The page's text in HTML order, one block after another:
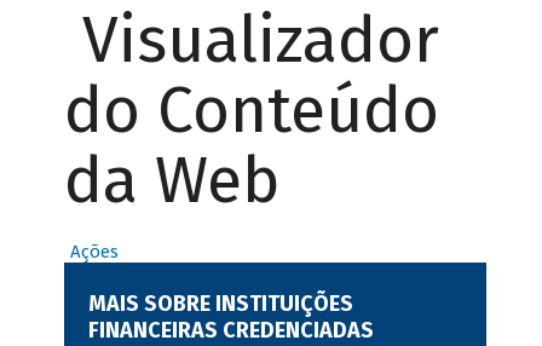
Visualizador
do Conteúdo
da Web
Ações
MAIS SOBRE INSTITUIÇÕES
FINANCEIRAS CREDENCIADAS